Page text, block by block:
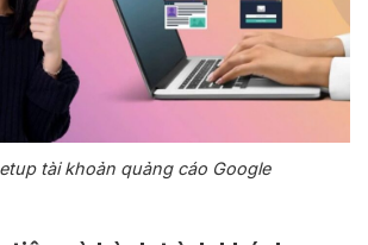
tài khoản quảng cáo Google